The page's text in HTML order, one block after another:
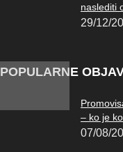
naslediti
29/12/
POPULARNE
– ko je
07/08/